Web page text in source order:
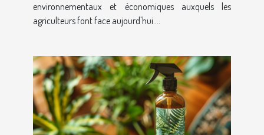
environnementaux et économiques auxquels les
agriculteurs font face aujourd'hui....